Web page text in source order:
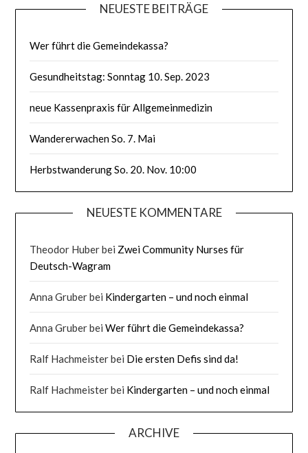
NEUESTE BEITRÄGE
Wer führt die Gemeindekassa?
Gesundheitstag: Sonntag 10. Sep. 2023
neue Kassenpraxis für Allgemeinmedizin
Wandererwachen So. 7. Mai
Herbstwanderung So. 20. Nov. 10:00
NEUESTE KOMMENTARE
Theodor Huberbei Zwei Community Nurses für
Deutsch-Wagram
Anna Gruberbei Kindergarten – und noch einmal
Anna GruberbeiWer führt die Gemeindekassa?
Ralf Hachmeisterbei Die ersten Defis sind da!
Ralf Hachmeisterbei Kindergarten – und noch einmal
ARCHIVE